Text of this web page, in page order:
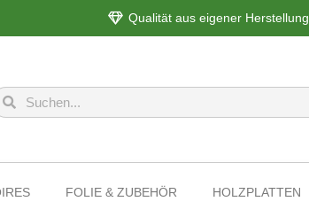
Qualität aus eigener Herstellung
FOLIE & ZUBEHÖR HOLZPLATTEN